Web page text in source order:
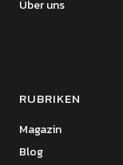
Über uns
RUBRIKEN
Magazin
Blog